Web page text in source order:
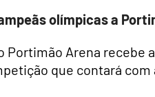
olímpicas a
Portimão Arena recebe
que contará